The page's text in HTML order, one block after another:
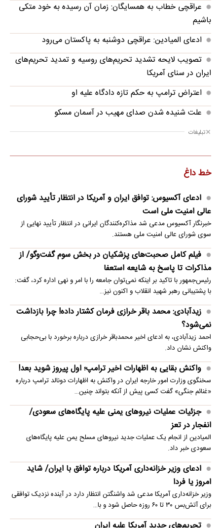
عراقچی خطاب به همسایگان: زمان آن رسیده به خود متکی
باشیم
ادعای المیادین: عراقچی دوشنبه به پاکستان می‌رود
تصویب لایحه تشدید تحریم‌های روسیه و تمدید تحریم‌های
ایران در سنای آمریکا
اعتراض ترامپ به حکم تازه دادگاه علیه او
علت شنیده شدن صدای مهیب در آسمان مسکو
تبلیغات
خط داغ
ادعای آکسیوس: توافق ایران و آمریکا در انتظار تأیید شورای
عالی امنیت ملی است
خبرنگار آکسیوس مدعی شد مذاکره‌کنندگان ایرانی در انتظار تأیید نهایی از
سوی شورای عالی امنیت ملی هستند.
فیلم کامل صحبت‌های پزشکیان در بخش سوم گفت‌وگو/ از
مذاکرات تا پاسخ به شایعه استعفا
رئیس‌جمهور با تاکید بر اینکه نمی‌توان جامعه را با امر و نهی اداره کرد، گفت:
با پشتیبانی رهبر شهید انقلاب و اکنون نیز…
زیدآبادی: محمد باقر خرازی فرمان کشتار داده! چرا بازداشت
نمی‌شود؟
احمد زیدآبادی، به ادعای اخیر محمدباقر خرازی درباره برخورد با بی‌حجابی
واکنش نشان داد.
واکنش بقایی به اظهارات اخیر ترامپ؛ اول پیروز شوید بعد!
سخنگوی وزارت امور خارجه ایران در واکنش به اظهارات دونالد ترامپ درباره
«غنائم جنگی» گفت کسی پیش از آنکه بتواند چنین…
جزئیات عملیات نیروهای یمنی علیه پایگاه‌های سعودی/
انفجار در تعز
المیادین از انجام یک عملیات جدید نیروهای مسلح یمن علیه پایگاه‌های
سعودی خبر داد.
ادعای وزیر خزانه‌داری آمریکا درباره توافق با ایران/ شاید
امروز یا فردا
وزیر خزانه‌داری آمریکا مدعی شد واشنگتن انتظار دارد در آینده نزدیک توافقی
برای آتش‌بس ۳۰ تا ۶۰ روزه حاصل شود و با…